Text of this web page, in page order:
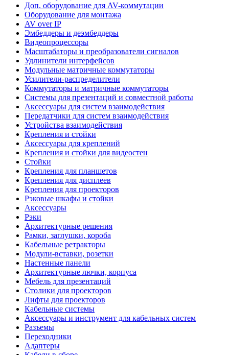
Доп. оборудование для AV-коммутации
Оборудование для монтажа
AV over IP
Эмбеддеры и деэмбеддеры
Видеопроцессоры
Масштабаторы и преобразователи сигналов
Удлинители интерфейсов
Модульные матричные коммутаторы
Усилители-распределители
Коммутаторы и матричные коммутаторы
Системы для презентаций и совместной работы
Аксессуары для систем взаимодействия
Передатчики для систем взаимодействия
Устройства взаимодействия
Крепления и стойки
Аксессуары для креплений
Крепления и стойки для видеостен
Стойки
Крепления для планшетов
Крепления для дисплеев
Крепления для проекторов
Рэковые шкафы и стойки
Аксессуары
Рэки
Архитектурные решения
Рамки, заглушки, короба
Кабельные ретракторы
Модули-вставки, розетки
Настенные панели
Архитектурные лючки, корпуса
Мебель для презентаций
Столики для проекторов
Лифты для проекторов
Кабельные системы
Аксессуары и инструмент для кабельных систем
Разъемы
Переходники
Адаптеры